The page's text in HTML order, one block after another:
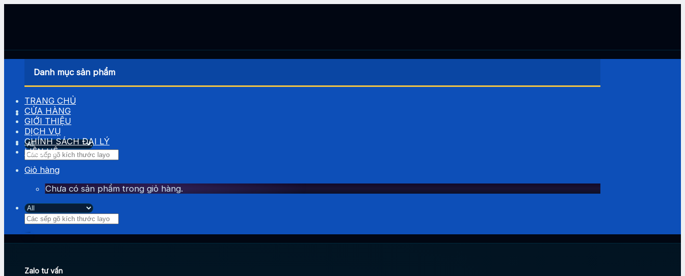
Tìm
kiếm:
Zalo tư vấn
Danh mục sản phẩm
TRANG CHỦ
CỬA HÀNG
GIỚI THIỆU
DỊCH VỤ
CHÍNH SÁCH ĐẠI LÝ
LIÊN HỆ
Giỏ hàng
Chưa có sản phẩm trong giỏ hàng.
Tìm
kiếm: